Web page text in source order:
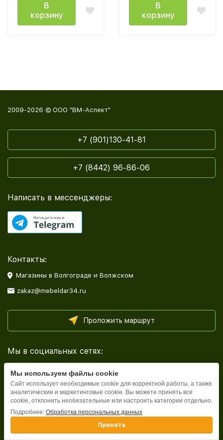
В
корзину
В
корзину
2009-2026 © ООО "ВМ-Аспект"
+7 (901)130-41-81
+7 (8442) 96-86-06
Написать в мессенджеры:
Контакты:
Магазины в Волгограде и Волжском
zakaz@mebeldar34.ru
Проложить маршрут
Мы в социальных сетях:
Каталог
Мы используем файлы cookie
Сайт использует необходимые cookie для корректной работы, а также
аналитические и маркетинговые cookie. Вы можете принять все
cookie, отклонить необязательные или настроить категории отдельно.
Подробнее: Обработка персональных данных
Принять